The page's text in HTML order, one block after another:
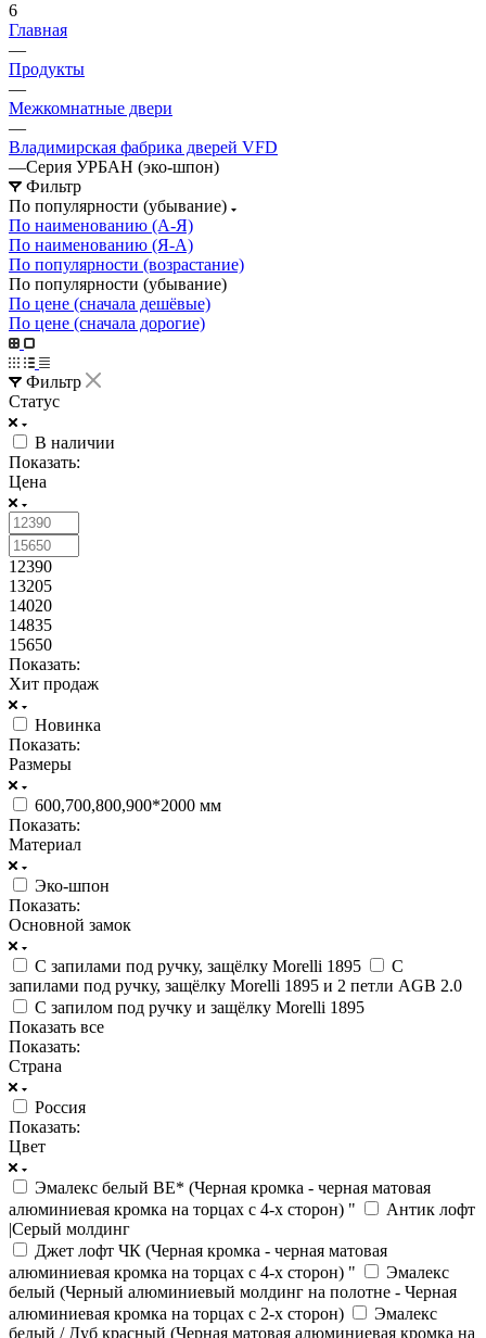
6
Главная
—
Продукты
—
Межкомнатные двери
—
Владимирская фабрика дверей VFD
—Серия УРБАН (эко-шпон)
Фильтр
По популярности (убывание)
По наименованию (А-Я)
По наименованию (Я-А)
По популярности (возрастание)
По популярности (убывание)
По цене (сначала дешёвые)
По цене (сначала дорогие)
Фильтр
Статус
В наличии
Показать:
Цена
12390
13205
14020
14835
15650
Показать:
Хит продаж
Новинка
Показать:
Размеры
600,700,800,900*2000 мм
Показать:
Материал
Эко-шпон
Показать:
Основной замок
C запилами под ручку, защёлку Morelli 1895
C
запилами под ручку, защёлку Morelli 1895 и 2 петли AGB 2.0
C запилом под ручку и защёлку Morelli 1895
Показать все
Показать:
Страна
Россия
Показать:
Цвет
Эмалекс белый BE* (Черная кромка - черная матовая
алюминиевая кромка на торцах с 4-х сторон) "
Антик лофт
|Серый молдинг
Джет лофт ЧК (Черная кромка - черная матовая
алюминиевая кромка на торцах с 4-х сторон) "
Эмалекс
белый (Черный алюминиевый молдинг на полотне - Черная
алюминиевая кромка на торцах с 2-х сторон)
Эмалекс
белый / Дуб красный (Черная матовая алюминиевая кромка на